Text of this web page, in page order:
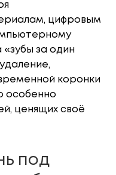
цифровым
за один
коронки
особенно
ценящих своё
под